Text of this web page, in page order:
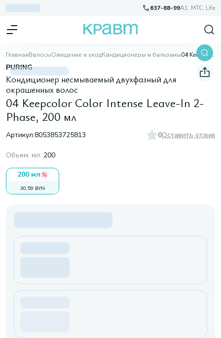
637-88-99A1, МТС, Life
ГлавнаяВолосыОчищение и уходКондиционеры и бальзамы 04 Keepcolor Color Intense Leave-In 2-Phase, 200 мл
PURING
Кондиционер несмываемый двухфазный для
окрашенных волос
04 Keepcolor Color Intense Leave-In 2-
Phase, 200 мл
Артикул:8053853725813 0Оставить отзыв
Объем, мл: 200
200 мл
30,59 BYN